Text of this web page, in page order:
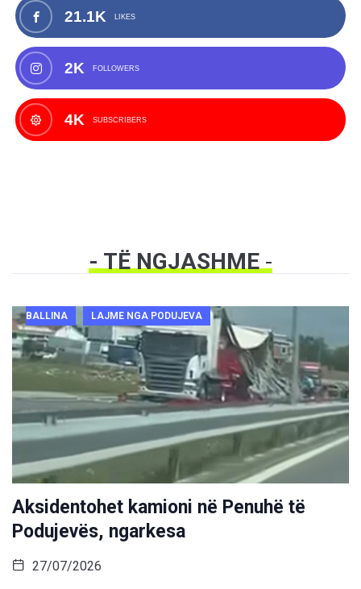
21.1K LIKES
2K FOLLOWERS
4K SUBSCRIBERS
- TË NGJASHME-
BALLINA LAJME NGA PODUJEVA
Aksidentohet kamioni në Penuhë të
Podujevës, ngarkesa
27/07/2026